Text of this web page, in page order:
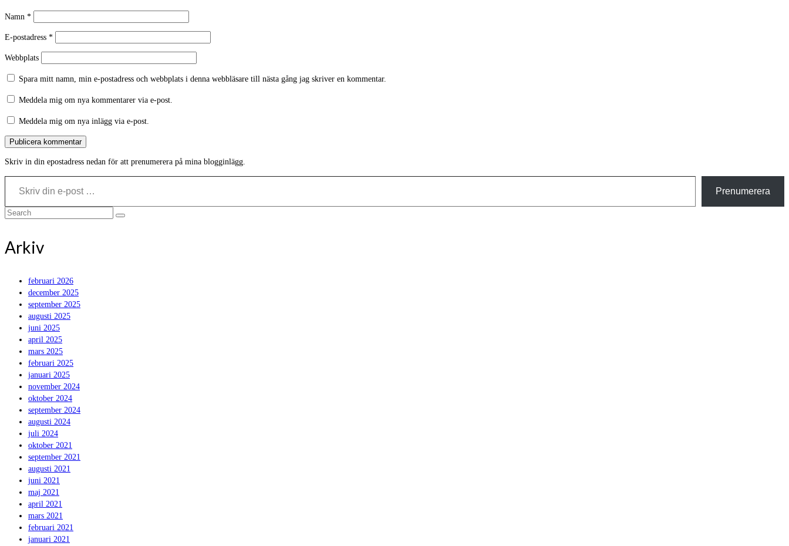
Namn *
E-postadress *
Webbplats
Spara mitt namn, min e-postadress och webbplats i denna webbläsare till nästa gång jag skriver en kommentar.
Meddela mig om nya kommentarer via e-post.
Meddela mig om nya inlägg via e-post.
Skriv in din epostadress nedan för att prenumerera på mina blogginlägg.
Skriv din e-post …
Prenumerera
Search
Arkiv
februari 2026
december 2025
september 2025
augusti 2025
juni 2025
april 2025
mars 2025
februari 2025
januari 2025
november 2024
oktober 2024
september 2024
augusti 2024
juli 2024
oktober 2021
september 2021
augusti 2021
juni 2021
maj 2021
april 2021
mars 2021
februari 2021
januari 2021